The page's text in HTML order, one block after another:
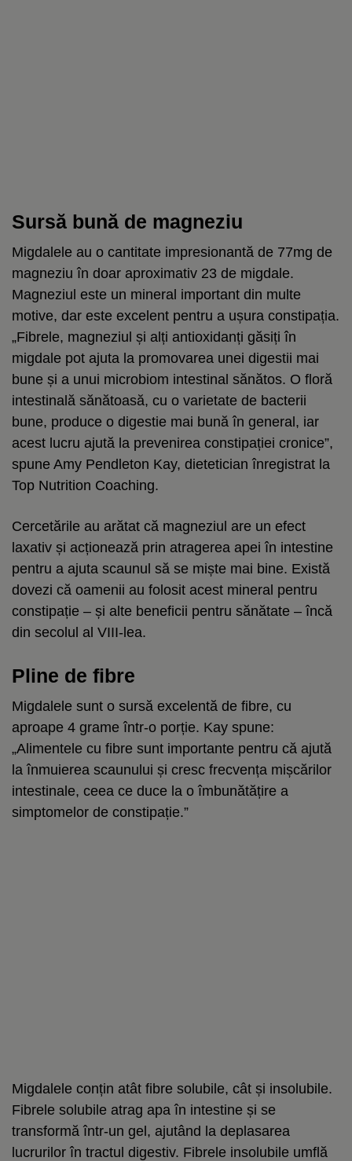
Sursă bună de magneziu
Migdalele au o cantitate impresionantă de 77mg de
magneziu în doar aproximativ 23 de migdale.
Magneziul este un mineral important din multe
motive, dar este excelent pentru a ușura constipația.
„Fibrele, magneziul și alți antioxidanți găsiți în
migdale pot ajuta la promovarea unei digestii mai
bune și a unui microbiom intestinal sănătos. O floră
intestinală sănătoasă, cu o varietate de bacterii
bune, produce o digestie mai bună în general, iar
acest lucru ajută la prevenirea constipației cronice”,
spune Amy Pendleton Kay, dietetician înregistrat la
Top Nutrition Coaching.
Cercetările au arătat că magneziul are un efect
laxativ și acționează prin atragerea apei în intestine
pentru a ajuta scaunul să se miște mai bine. Există
dovezi că oamenii au folosit acest mineral pentru
constipație – și alte beneficii pentru sănătate – încă
din secolul al VIII-lea.
Pline de fibre
Migdalele sunt o sursă excelentă de fibre, cu
aproape 4 grame într-o porție. Kay spune:
„Alimentele cu fibre sunt importante pentru că ajută
la înmuierea scaunului și cresc frecvența mișcărilor
intestinale, ceea ce duce la o îmbunătățire a
simptomelor de constipație.”
Migdalele conțin atât fibre solubile, cât și insolubile.
Fibrele solubile atrag apa în intestine și se
transformă într-un gel, ajutând la deplasarea
lucrurilor în tractul digestiv. Fibrele insolubile umflă